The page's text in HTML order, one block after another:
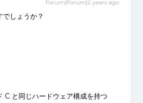
Forum|Forum|2 years ago
しょうか？
と同じハードウェア構成を持つ